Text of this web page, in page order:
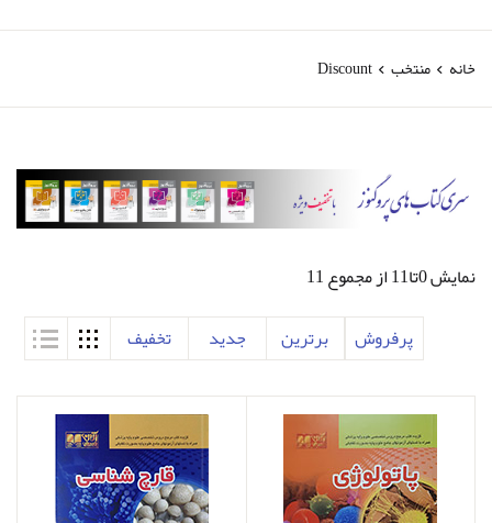
خانه منتخب
نمایش 0تا11 از مجموع 11
پرفروش
برترین جدید تخفیف